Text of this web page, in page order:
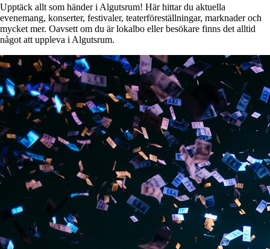
Upptäck allt som händer i Algutsrum! Här hittar du aktuella
evenemang, konserter, festivaler, teaterföreställningar, marknader och
mycket mer. Oavsett om du är lokalbo eller besökare finns det alltid
något att uppleva i Algutsrum.